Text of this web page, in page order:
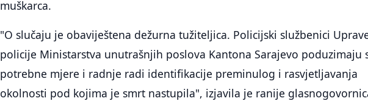
muškarca.
"O slučaju je obaviještena dežurna tužiteljica. Policijski službenici
policije Ministarstva unutrašnjih poslova Kantona Sarajevo poduzimaju
potrebne mjere i radnje radi identifikacije preminulog i rasvjetljavanja
okolnosti pod kojima je smrt nastupila", izjavila je ranije